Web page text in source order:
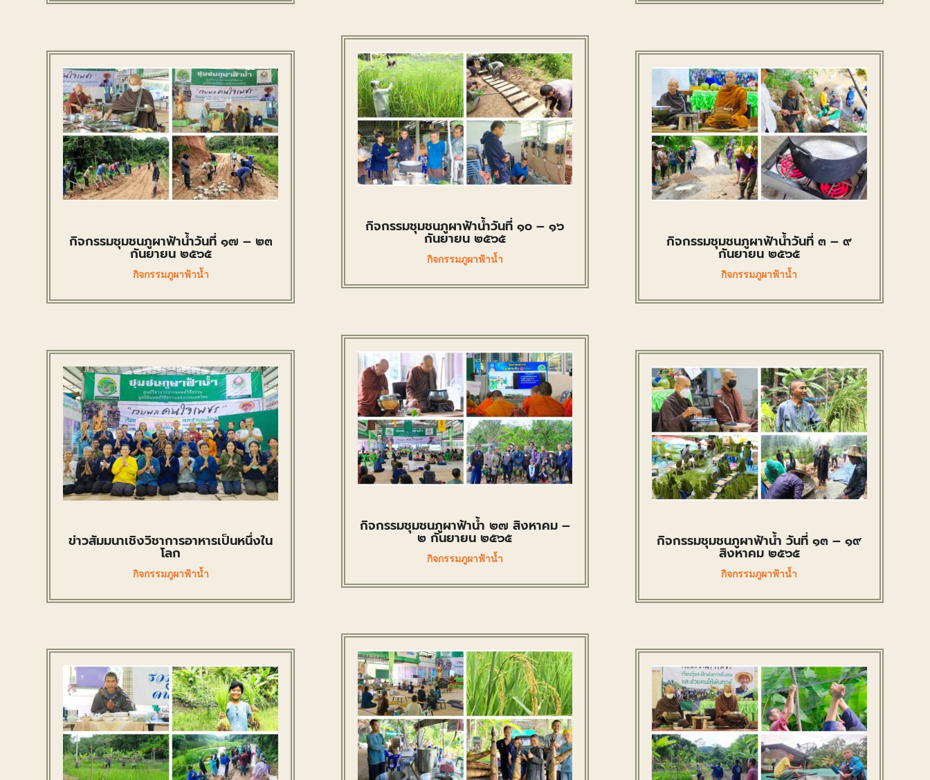
กิจกรรมชุมชนภูผาฟ้าน้ำวันที่ ๑๗ – ๒๓
กันยายน ๒๕๖๕
กิจกรรมภูผาฟ้าน้ำ
ข่าวสัมมนาเชิงวิชาการอาหารเป็นหนึ่งใน
โลก
กิจกรรมภูผาฟ้าน้ำ
กิจกรรมชุมชนภูผาฟ้าน้ำวันที่ ๑๐ – ๑๖
กันยายน ๒๕๖๕
กิจกรรมภูผาฟ้าน้ำ
กิจกรรมชุมชนภูผาฟ้าน้ำ ๒๗ สิงหาคม –
๒ กันยายน ๒๕๖๕
กิจกรรมภูผาฟ้าน้ำ
กิจกรรมชุมชนภูผาฟ้าน้ำวันที่ ๓ – ๙
กันยายน ๒๕๖๕
กิจกรรมภูผาฟ้าน้ำ
กิจกรรมชุมชนภูผาฟ้าน้ำ วันที่ ๑๓ – ๑๙
สิงหาคม ๒๕๖๕
กิจกรรมภูผาฟ้าน้ำ